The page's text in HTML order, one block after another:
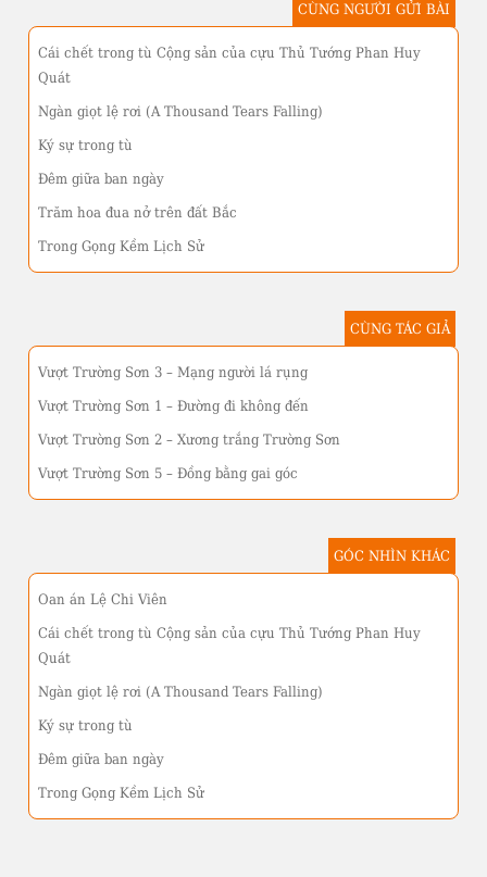
CÙNG NGƯỜI GỬI BÀI
Cái chết trong tù Cộng sản của cựu Thủ Tướng Phan Huy
Quát
Ngàn giọt lệ rơi (A Thousand Tears Falling)
Ký sự trong tù
Đêm giữa ban ngày
Trăm hoa đua nở trên đất Bắc
Trong Gọng Kềm Lịch Sử
CÙNG TÁC GIẢ
Vượt Trường Sơn 3 – Mạng người lá rụng
Vượt Trường Sơn 1 – Đường đi không đến
Vượt Trường Sơn 2 – Xương trắng Trường Sơn
Vượt Trường Sơn 5 – Đồng bằng gai góc
GÓC NHÌN KHÁC
Oan án Lệ Chi Viên
Cái chết trong tù Cộng sản của cựu Thủ Tướng Phan Huy
Quát
Ngàn giọt lệ rơi (A Thousand Tears Falling)
Ký sự trong tù
Đêm giữa ban ngày
Trong Gọng Kềm Lịch Sử